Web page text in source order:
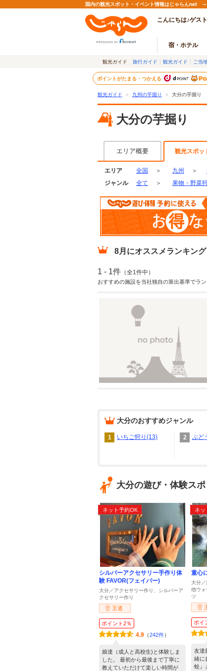
国内の観光スポット・イベント情報はじゃらんnet
こんにちは♪ゲス
宿・ホテル
観光ガイド 旅行ガイド 観光ガイド ご当
ポイントがたまる・つかえる
観光ガイド ＞ 九州の芋掘り ＞ 大分の芋掘り
大分の芋掘り
エリア概要 観光スポッ
エリア 全国 ＞ 九州 ＞
ジャンル
全て ＞ 果物・野菜
8月 にオススメランキング
1 - 1件 （全1件中）
おすすめの施設を当社独自の算出基準でラ
大分のおすすめジャンル
1 いちご狩り(13) 2 ぶど
大分の遊び・体験スポ
ネット予約OK
シルバーアクセサリー手作り体
験 FAVOR(フェイバー)
大分／アクセサリー作り、シルバーア
クセサリー作り
王道
ポイント2％
4.9 （242件）
娘達（成人と高校生)と体験しま
した。 最初から最後まで丁寧に
教えていただけて楽しい時間が
ネッ
童心
大分
他ウォ
ツ
ポイ
友達
緒に
蛙』